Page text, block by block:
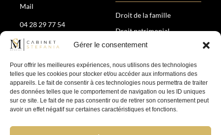
Gérer le consentement
Pour offrir les meilleures expériences, nous utilisons des technologies
telles que les cookies pour stocker et/ou accéder aux informations des
appareils. Le fait de consentir à ces technologies nous permettra de traiter
des données telles que le comportement de navigation ou les ID uniques
sur ce site. Le fait de ne pas consentir ou de retirer son consentement peut
avoir un effet négatif sur certaines caractéristiques et fonctions.
Mail
04 28 29 77 54
35 Av. Maréchal de Saxe,
69006 Lyon
Droit de la famille
Droit patrimonial
Divorce amiable &
Droit pénal
SUIVEZ-NOUS